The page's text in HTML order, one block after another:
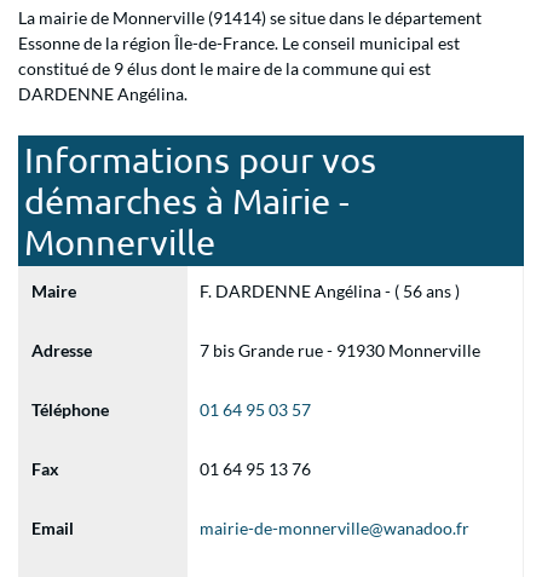
La mairie de Monnerville (91414) se situe dans le département
Essonne de la région Île-de-France. Le conseil municipal est
constitué de 9 élus dont le maire de la commune qui est
DARDENNE Angélina.
Informations pour vos
démarches à Mairie -
Monnerville
Maire F. DARDENNE Angélina - ( 56 ans )
Adresse 7 bis Grande rue - 91930 Monnerville
Téléphone 01 64 95 03 57
Fax 01 64 95 13 76
Email mairie-de-monnerville@wanadoo.fr